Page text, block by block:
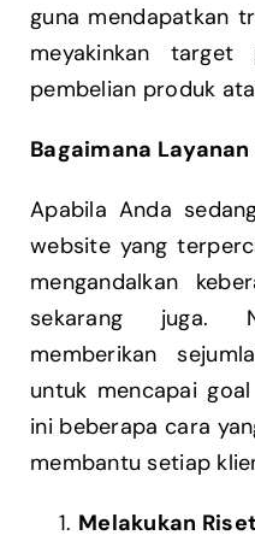
guna mendapatkan
meyakinkan target
pembelian produk
Bagaimana
Apabila Anda
website yang
mengandalkan
sekarang juga.
memberikan
untuk mencapai
ini beberapa cara
membantu setiap
Melakukan